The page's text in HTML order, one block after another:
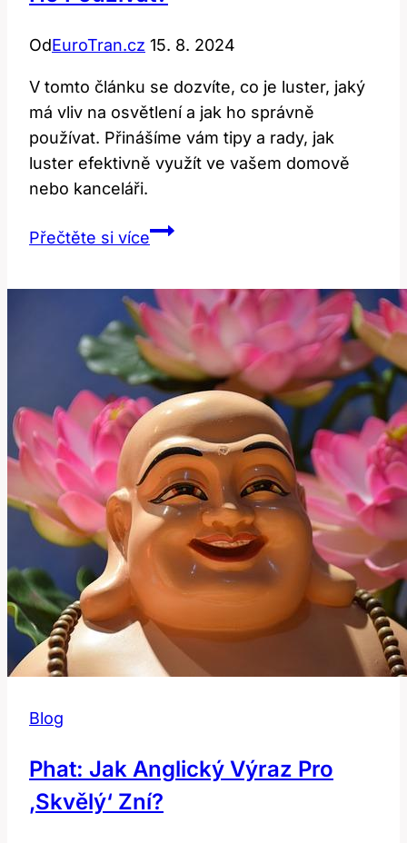
OdEuroTran.cz 15. 8. 2024
V tomto článku se dozvíte, co je luster, jaký
má vliv na osvětlení a jak ho správně
používat. Přinášíme vám tipy a rady, jak
luster efektivně využít ve vašem domově
nebo kanceláři.
Přečtěte si víceLuster:
světlo
–
jak
ho
používat?
Blog
Phat: Jak Anglický Výraz Pro
‚Skvělý‘ Zní?